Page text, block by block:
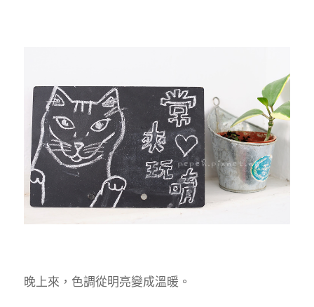
晚上來，色調從明亮變成溫暖。